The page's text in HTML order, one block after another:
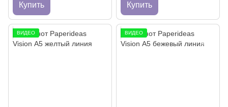
Купить Купить
ВИДЕО ВИДЕО